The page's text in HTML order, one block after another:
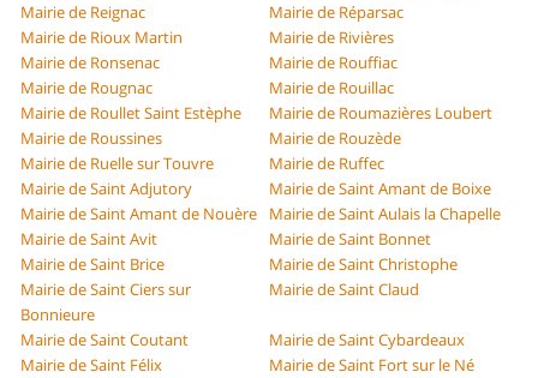
Mairie de Reignac
Mairie de Réparsac
Mairie de Rioux Martin
Mairie de Rivières
Mairie de Ronsenac
Mairie de Rouffiac
Mairie de Rougnac
Mairie de Rouillac
Mairie de Roullet Saint Estèphe
Mairie de Roumazières Loubert
Mairie de Roussines
Mairie de Rouzède
Mairie de Ruelle sur Touvre
Mairie de Ruffec
Mairie de Saint Adjutory
Mairie de Saint Amant de Boixe
Mairie de Saint Amant de Nouère
Mairie de Saint Aulais la Chapelle
Mairie de Saint Avit
Mairie de Saint Bonnet
Mairie de Saint Brice
Mairie de Saint Christophe
Mairie de Saint Ciers sur
Bonnieure
Mairie de Saint Claud
Mairie de Saint Coutant
Mairie de Saint Cybardeaux
Mairie de Saint Félix
Mairie de Saint Fort sur le Né